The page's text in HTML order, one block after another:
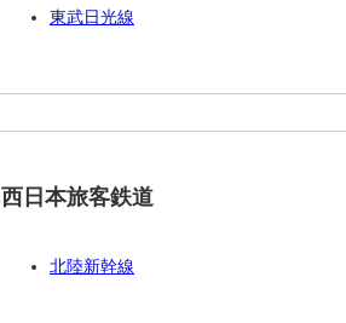
東武日光線
西日本旅客鉄道
北陸新幹線